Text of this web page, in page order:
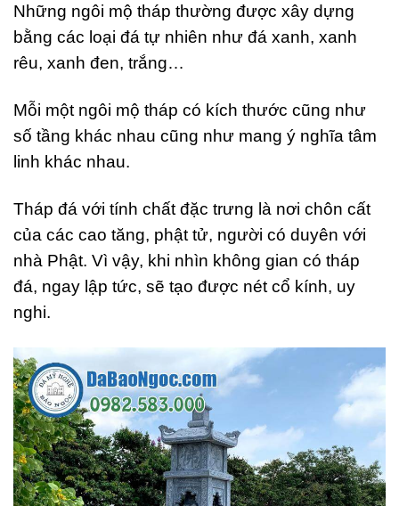
Những ngôi mộ tháp thường được xây dựng
bằng các loại đá tự nhiên như đá xanh, xanh
rêu, xanh đen, trắng…
Mỗi một ngôi mộ tháp có kích thước cũng như
số tầng khác nhau cũng như mang ý nghĩa tâm
linh khác nhau.
Tháp đá với tính chất đặc trưng là nơi chôn cất
của các cao tăng, phật tử, người có duyên với
nhà Phật. Vì vậy, khi nhìn không gian có tháp
đá, ngay lập tức, sẽ tạo được nét cổ kính, uy
nghi.